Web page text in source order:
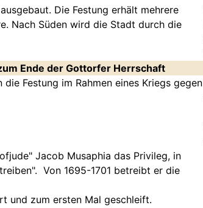
Die Festung erhält mehrere
Nach Süden wird die Stadt durch die
Ende der Gottorfer Herrschaft
Festung im Rahmen eines Kriegs gegen
Jacob Musaphia das Privileg, in
Von 1695-1701 betreibt er die
und zum ersten Mal geschleift.